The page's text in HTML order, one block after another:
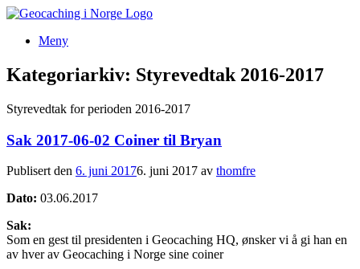
Hopp
innholdMeny
Kategoriarkiv: Styrevedtak 2016-2017
Styrevedtak for perioden 2016-2017
Sak 2017-06-02 Coiner til Bryan
Publisert den 6. juni 20176. juni 2017 av thomfre
Dato: 03.06.2017
Sak:
Som en gest til presidenten i Geocaching HQ, ønsker vi å gi han en
av hver av Geocaching i Norge sine coiner